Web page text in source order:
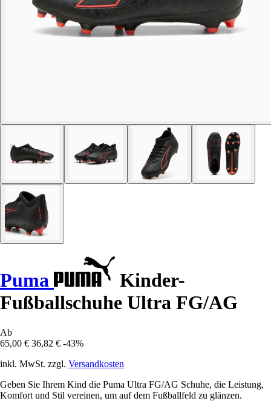
Puma
Kinder-
Fußballschuhe Ultra FG/AG
Ab
65,00 € 36,82 € -43%
inkl. MwSt. zzgl. Versandkosten
Geben Sie Ihrem Kind die Puma Ultra FG/AG Schuhe, die Leistung,
Komfort und Stil vereinen, um auf dem Fußballfeld zu glänzen.